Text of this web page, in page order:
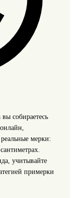
собираетесь
мерки:
учитывайте
примерки